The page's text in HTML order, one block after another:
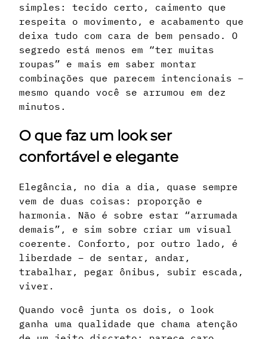
simples: tecido certo, caimento que
respeita o movimento, e acabamento que
deixa tudo com cara de bem pensado. O
segredo está menos em “ter muitas
roupas” e mais em saber montar
combinações que parecem intencionais –
mesmo quando você se arrumou em dez
minutos.
O que faz um look ser
confortável e elegante
Elegância, no dia a dia, quase sempre
vem de duas coisas: proporção e
harmonia. Não é sobre estar “arrumada
demais”, e sim sobre criar um visual
coerente. Conforto, por outro lado, é
liberdade – de sentar, andar,
trabalhar, pegar ônibus, subir escada,
viver.
Quando você junta os dois, o look
ganha uma qualidade que chama atenção